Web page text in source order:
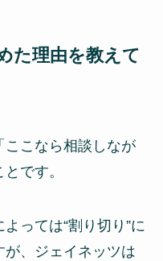
た理由を教えて
こなら相談しなが
です。
っては“割り切り”に
、ジェイネッツは